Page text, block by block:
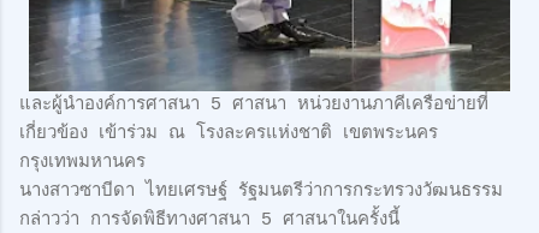
และผู้นำองค์การศาสนา 5 ศาสนา หน่วยงานภาคีเครือข่ายที่
เกี่ยวข้อง เข้าร่วม ณ โรงละครแห่งชาติ เขตพระนคร
กรุงเทพมหานคร
นางสาวซาบีดา ไทยเศรษฐ์ รัฐมนตรีว่าการกระทรวงวัฒนธรรม
กล่าวว่า การจัดพิธีทางศาสนา 5 ศาสนาในครั้งนี้